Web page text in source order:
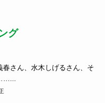
グ
春さん、水木しげるさん、そ